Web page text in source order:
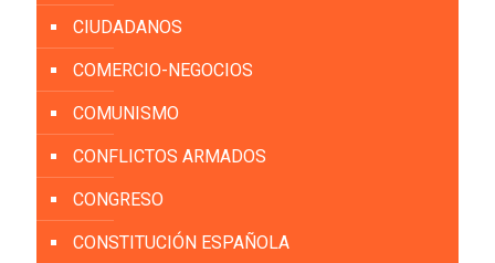
CIUDADANOS
COMERCIO-NEGOCIOS
COMUNISMO
CONFLICTOS ARMADOS
CONGRESO
CONSTITUCIÓN ESPAÑOLA